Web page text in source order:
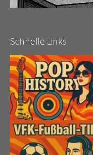
Schnelle Links